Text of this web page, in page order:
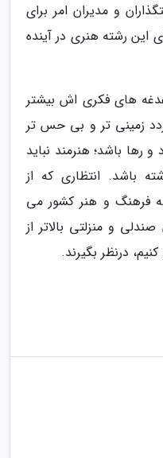
و مدیران امر برای
این رشته هنری در آینده
های فکری اش بیشتر
زمینی تر و بی حس تر
رها باشد؛ هنرمند نباید
باشد. انتظاری که از
فرهنگ و هنر کشور می
و منزلتی بالاتر از
درنظر بگیرند.